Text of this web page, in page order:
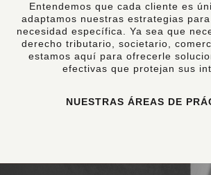
Entendemos que cada cliente es
adaptamos nuestras estrategias
necesidad específica. Ya sea que
derecho tributario, societario,
estamos aquí para ofrecerle
efectivas que protejan sus
NUESTRAS ÁREAS DE